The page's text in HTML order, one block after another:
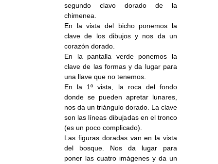
segundo clavo dorado de la
chimenea.
En la vista del bicho ponemos la
clave de los dibujos y nos da un
corazón dorado.
En la pantalla verde ponemos la
clave de las formas y da lugar para
una llave que no tenemos.
En la 1º vista, la roca del fondo
donde se pueden apretar lunares,
nos da un triángulo dorado. La clave
son las líneas dibujadas en el tronco
(es un poco complicado).
Las figuras doradas van en la vista
del bosque. Nos da lugar para
poner las cuatro imágenes y da un